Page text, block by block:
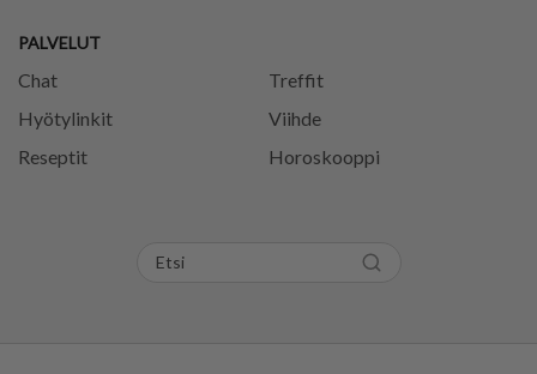
PALVELUT
Chat
Treffit
Hyötylinkit
Viihde
Reseptit
Horoskooppi